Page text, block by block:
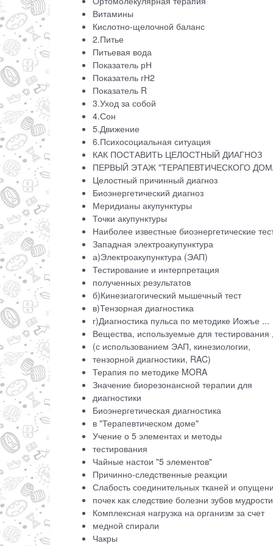
Витамины
Кислотно-щелочной баланс
2.Питье
Питьевая вода
Показатель рН
Показатель гН2
Показатель R
3.Уход за собой
4.Сон
5.Движение
6.Психосоциальная ситуация
КАК ПОСТАВИТЬ ЦЕЛОСТНЫЙ ДИАГНОЗ
ПЕРВЫЙ ЭТАЖ "ТЕРАПЕВТИЧЕСКОГО
Целостный причинный диагноз
Биоэнергетический диагноз
Меридианы акупунктуры
Точки акупунктуры
Наиболее известные биоэнергетические
Западная электроакупунктура
а)Электроакупунктура (ЭАП)
Тестирование и интерпретация
полученных результатов
б)Кинезиагогический мышечный тест
в)Тензорная диагностика
г)Диагностика пульса по методике Иожъе ...
Вещества, используемые для тестирования ,
(с использованием ЭАП, кинезиологии,
тензорной диагностики, RAC)
Терапия по методике MORA
Значение биорезонансной терапии для
диагностики
Биоэнергетическая диагностика
в "Терапевтическом доме"
Учение о 5 элементах и методы
тестирования
Чайные настои "5 элементов"
Причинно-следственные реакции
Слабость соединительных тканей и
почек как следствие болезни зубов
Комплексная нагрузка на организм за счет
медной спирали
Чакры